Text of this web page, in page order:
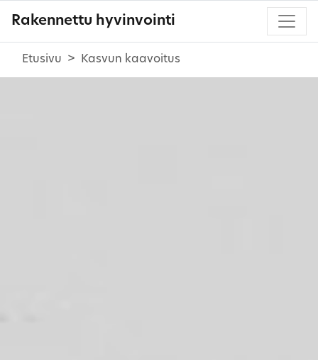
Rakennettu hyvinvointi
Etusivu Kasvun kaavoitus